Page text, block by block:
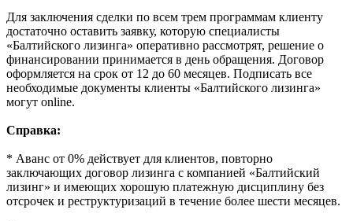
Для заключения сделки по всем трем программам клиенту
достаточно оставить заявку, которую специалисты
«Балтийского лизинга» оперативно рассмотрят, решение о
финансировании принимается в день обращения. Договор
оформляется на срок от 12 до 60 месяцев. Подписать все
необходимые документы клиенты «Балтийского лизинга»
могут online.
Справка:
* Аванс от 0% действует для клиентов, повторно
заключающих договор лизинга с компанией «Балтийский
лизинг» и имеющих хорошую платежную дисциплину без
отсрочек и реструктуризаций в течение более шести месяцев.